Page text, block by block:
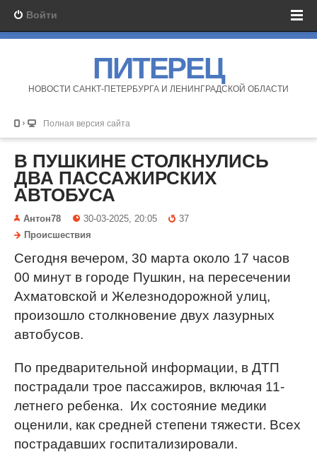
Войти
ПИТЕРЕЦ
НОВОСТИ САНКТ-ПЕТЕРБУРГА И ЛЕНИНГРАДСКОЙ ОБЛАСТИ
Полная версия сайта
В ПУШКИНЕ СТОЛКНУЛИСЬ
ДВА ПАССАЖИРСКИХ
АВТОБУСА
Антон78 30-03-2025, 20:05
37
Происшествия
Сегодня вечером, 30 марта около 17 часов
00 минут в городе Пушкин, на пересечении
Ахматовской и Железнодорожной улиц,
произошло столкновение двух лазурных
автобусов.
По предварительной информации, в ДТП
пострадали трое пассажиров, включая 11-
летнего ребенка. Их состояние медики
оценили, как средней степени тяжести. Всех
пострадавших госпитализировали.